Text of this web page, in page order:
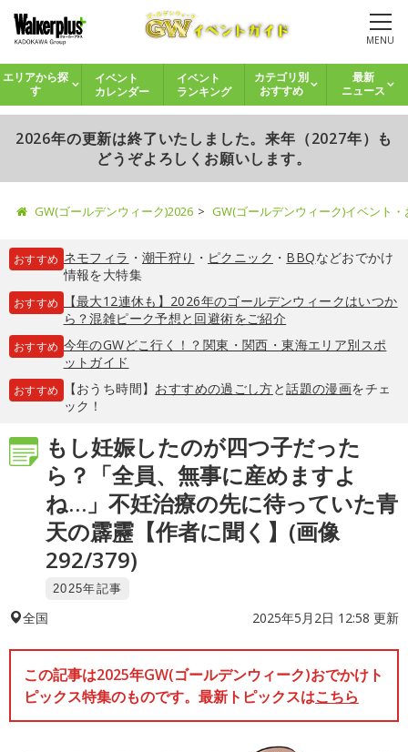
MENU
エリアから探
す
イベント
カレンダー
イベント
ランキング
カテゴリ別
おすすめ
最新
ニュース
2026年の更新は終了いたしました。来年（2027年）も
どうぞよろしくお願いします。
GW(ゴールデンウィーク)2026 GW(ゴールデンウィーク)イベント
おすすめ ネモフィラ ・ 潮干狩り ・ ピクニック ・ BBQなどおでかけ
情報を大特集
おすすめ
【最大12連休も】2026年のゴールデンウィークはいつか
ら？混雑ピーク予想と回避術をご紹介
おすすめ 今年のGWどこ行く！？関東・関西・東海エリア別スポ
ットガイド
おすすめ 【おうち時間】 おすすめの過ごし方と話題の漫画をチェ
ック！
もし妊娠したのが四つ子だった
ら？「全員、無事に産めますよ
ね…」不妊治療の先に待っていた青
天の霹靂【作者に聞く】(画像
292/379)
2025年記事
全国 2025年5月2日 12:58 更新
この記事は2025年GW(ゴールデンウィーク)おでかけト
ピックス特集のものです。最新トピックスはこちら